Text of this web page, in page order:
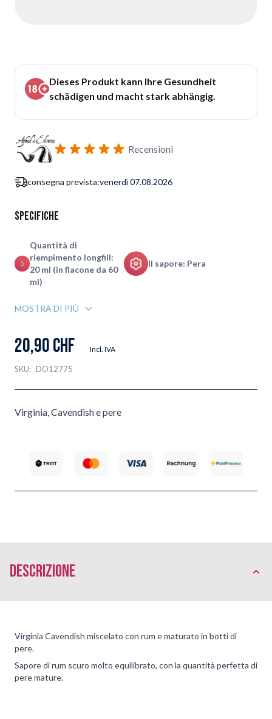
Dieses Produkt kann Ihre Gesundheit
schädigen und macht stark abhängig.
Recensioni
consegna prevista:venerdì 07.08.2026
Specifiche
Quantità di
riempimento longfill:
20 ml (in flacone da 60
ml)
Il sapore: Pera
MOSTRA DI PIÙ
20,90 CHF Incl. IVA
SKU: DO12775
Virginia, Cavendish e pere
Descrizione
Virginia Cavendish miscelato con rum e maturato in botti di
pere.
Sapore di rum scuro molto equilibrato, con la quantità perfetta di
pere mature.